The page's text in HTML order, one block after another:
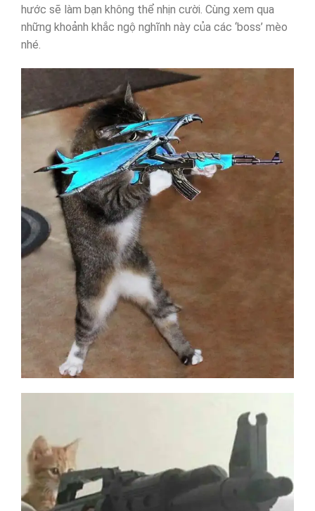
hước sẽ làm bạn không thể nhịn cười. Cùng xem qua
những khoảnh khắc ngộ nghĩnh này của các ‘boss’ mèo
nhé.